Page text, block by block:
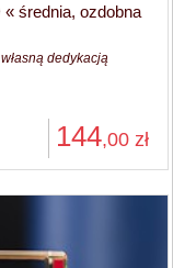
« średnia, ozdobna
dedykacją
144,00 zł